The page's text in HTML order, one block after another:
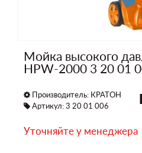
Мойка высокого
HPW-2000 3 20 01
Производитель: КРАТОН
Артикул: 3 20 01 006
Уточняйте у менеджера